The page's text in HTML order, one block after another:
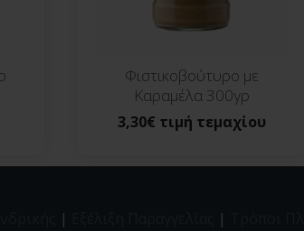
Φιστικοβούτυρο με
Καραμέλα 300γρ
3,30€ τιμή τεμαχίου
| |